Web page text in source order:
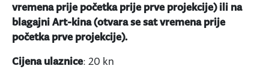
vremena prije početka prije prve projekcije) ili na
blagajni Art-kina (otvara se sat vremena prije
početka prve projekcije).
Cijena ulaznice: 20 kn